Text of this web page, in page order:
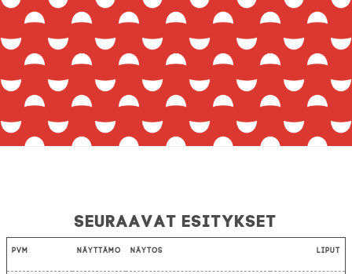
Seuraavat esitykset
Pvm Näyttämö Näytös Liput